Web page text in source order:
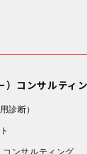
）コンサルティ
診断）
ンサルティング